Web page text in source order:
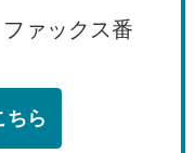
ァックス番
ちら